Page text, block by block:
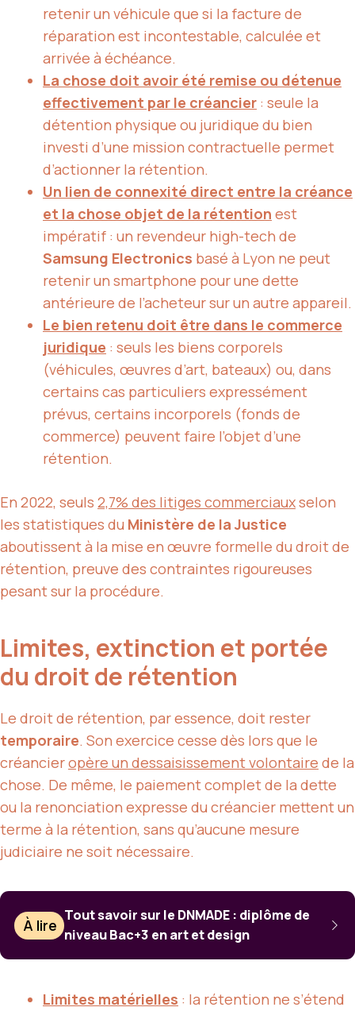
retenir un véhicule que si la facture de
réparation est incontestable, calculée et
arrivée à échéance.
La chose doit avoir été remise ou détenue
effectivement par le créancier : seule la
détention physique ou juridique du bien
investi d’une mission contractuelle permet
d’actionner la rétention.
Un lien de connexité direct entre la créance
et la chose objet de la rétention est
impératif : un revendeur high-tech de
Samsung Electronics basé à Lyon ne peut
retenir un smartphone pour une dette
antérieure de l’acheteur sur un autre appareil.
Le bien retenu doit être dans le commerce
juridique : seuls les biens corporels
(véhicules, œuvres d’art, bateaux) ou, dans
certains cas particuliers expressément
prévus, certains incorporels (fonds de
commerce) peuvent faire l’objet d’une
rétention.
En 2022, seuls 2,7% des litiges commerciauxselon
les statistiques du Ministère de la Justice
aboutissent à la mise en œuvre formelle du droit de
rétention, preuve des contraintes rigoureuses
pesant sur la procédure.
Limites, extinction et portée
du droit de rétention
Le droit de rétention, par essence, doit rester
temporaire. Son exercice cesse dès lors que le
créancieropère un dessaisissement volontaire de la
chose. De même, le paiement complet de la dette
ou la renonciation expresse du créancier mettent un
terme à la rétention, sans qu’aucune mesure
judiciaire ne soit nécessaire.
À lire
Tout savoir sur le DNMADE : diplôme de
niveau Bac+3 en art et design
Limites matérielles : la rétention ne s’étend